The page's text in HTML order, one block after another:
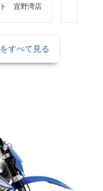
ト 宜野湾店
すべて見る